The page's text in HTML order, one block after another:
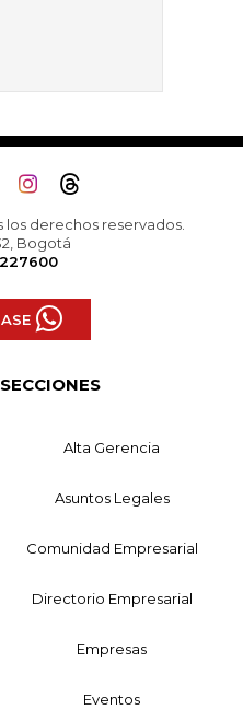
los derechos reservados.
Bogotá
Alta Gerencia
Asuntos Legales
Comunidad Empresarial
Directorio Empresarial
Empresas
Eventos